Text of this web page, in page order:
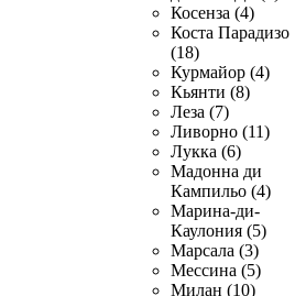
Косенза (4)
Коста Парадизо
(18)
Курмайор (4)
Кьянти (8)
Леза (7)
Ливорно (11)
Лукка (6)
Мадонна ди
Кампильо (4)
Марина-ди-
Каулония (5)
Марсала (3)
Мессина (5)
Милан (10)